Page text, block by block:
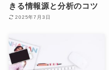
きる情報源と分析のコツ
2025年7月3日